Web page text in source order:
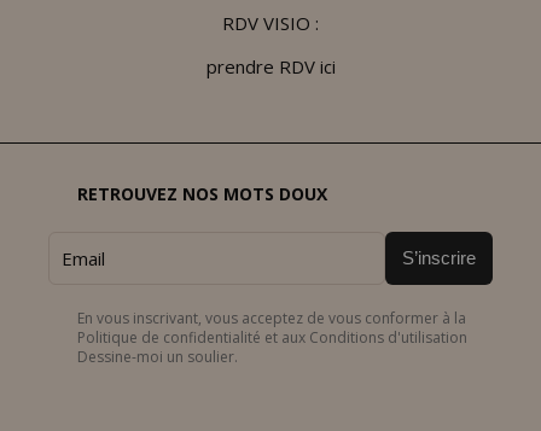
RDV VISIO :
prendre RDV ici
RETROUVEZ NOS MOTS DOUX
S’inscrire
En vous inscrivant, vous acceptez de vous conformer à la
Politique de confidentialité et aux Conditions d'utilisation
Dessine-moi un soulier.